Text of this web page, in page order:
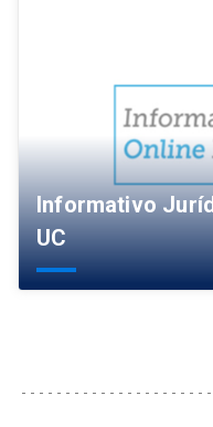
Informativo
UC